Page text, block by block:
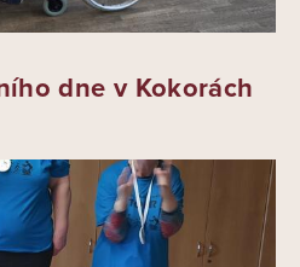
dne v Kokorách